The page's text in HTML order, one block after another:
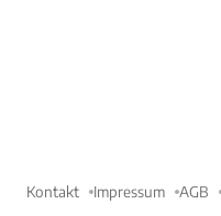
Kontakt Impressum AGB